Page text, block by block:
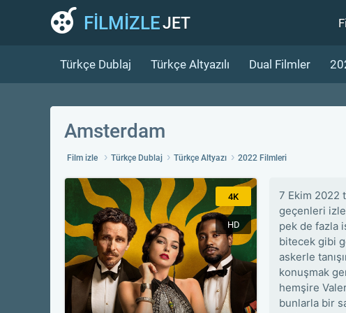
FİLMİZLEJET
Türkçe Dublaj Türkçe Altyazılı Dual Filmler
Amsterdam
Film izle Türkçe Dublaj Türkçe Altyazı 2022 Filmleri
4K
HD
7 Ekim 2022
geçenleri
pek de fazla
bitecek gibi
askerle
konuşmak
hemşire
bunlarla bir